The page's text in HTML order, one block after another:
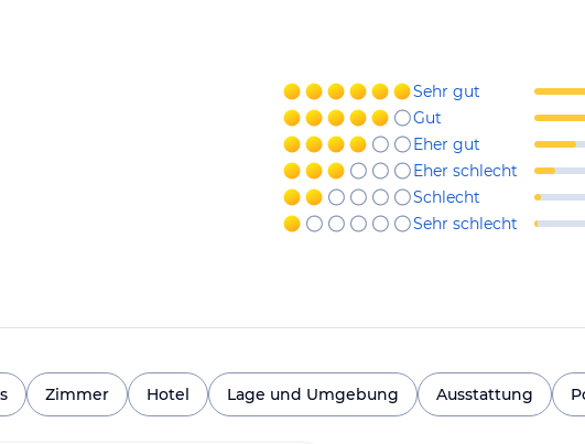
Sehr gut
Gut
Eher gut
Eher schlecht
Schlecht
Sehr schlecht
Zimmer Hotel Lage und Umgebung Ausstattung